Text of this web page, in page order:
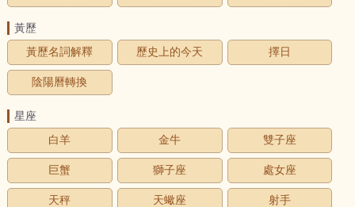
黃歷
黃歷名詞解釋
歷史上的今天 擇日
陰陽曆轉換
星座
白羊
金牛 雙子座
巨蟹 獅子座 處女座
天秤 天蠍座 射手